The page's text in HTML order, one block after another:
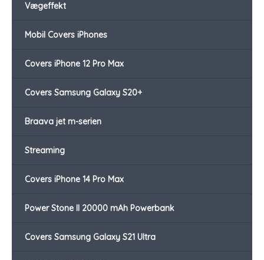
Vægeffekt
Mobil Covers iPhones
Covers iPhone 12 Pro Max
Covers Samsung Galaxy S20+
Braava jet m-serien
Streaming
Covers iPhone 14 Pro Max
Power Stone II 20000 mAh Powerbank
Covers Samsung Galaxy S21 Ultra